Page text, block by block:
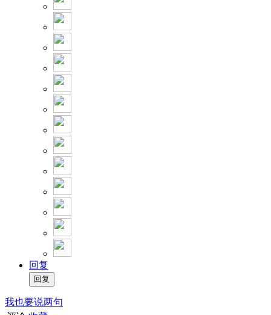
回复
我也要说两句